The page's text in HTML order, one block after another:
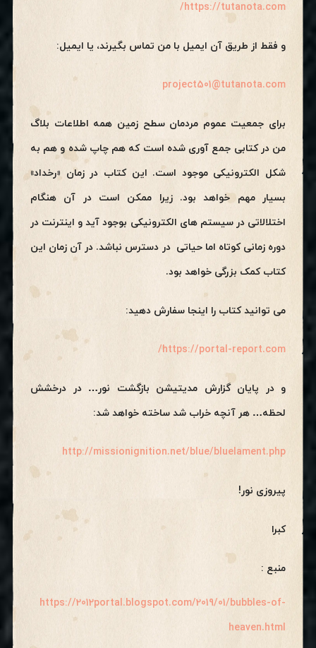
https://tutanota.com/
و فقط از طریق آن ایمیل با من تماس بگیرند، یا ایمیل:
project501@tutanota.com
برای جمعیت عموم مردمان سطح زمین همه اطلاعات بلاگ
من در کتابی جمع آوری شده است که هم چاپ شده و هم به
شکل الکترونیکی موجود است. این کتاب در زمان «رخداد»
بسیار مهم خواهد بود. زیرا ممکن است در آن هنگام
اختلالاتی در سیستم های الکترونیکی بوجود آید و اینترنت در
دوره زمانی کوتاه اما حیاتی در دسترس نباشد. در آن زمان این
کتاب کمک بزرگی خواهد بود.
می توانید کتاب را اینجا سفارش دهید:
https://portal-report.com/
و در پایان گزارش مدیتیشن بازگشت نور… در درخشش
لحظه… هر آنچه خراب شد ساخته خواهد شد:
http://missionignition.net/blue/bluelament.php
پیروزی نور!
کبرا
منبع :
https://2012portal.blogspot.com/2019/01/bubbles-of-
heaven.html